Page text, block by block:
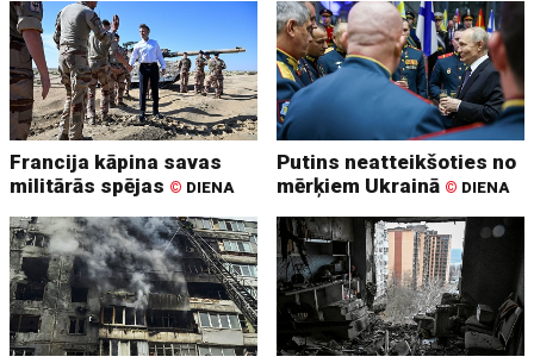
Francija kāpina savas
militārās spējas © DIENA
Putins neatteikšoties no
mērķiem Ukrainā © DIENA